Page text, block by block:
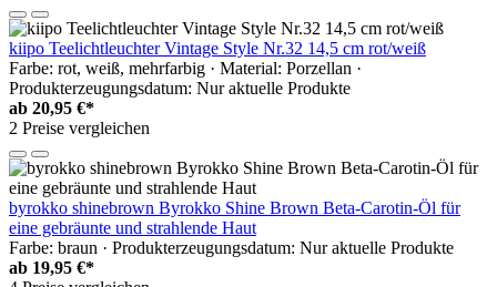
kiipo Teelichtleuchter Vintage Style Nr.32 14,5 cm rot/weiß
Farbe: rot, weiß, mehrfarbig · Material: Porzellan ·
Produkterzeugungsdatum: Nur aktuelle Produkte
ab 20,95 €*
2 Preise vergleichen
byrokko shinebrown Byrokko Shine Brown Beta-Carotin-Öl für
eine gebräunte und strahlende Haut
Farbe: braun · Produkterzeugungsdatum: Nur aktuelle Produkte
ab 19,95 €*